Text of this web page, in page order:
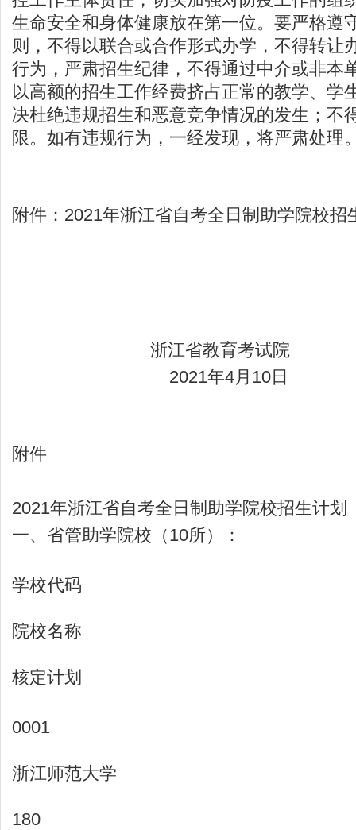
生命安全和身体健康放在第一位。要严格遵
则，不得以联合或合作形式办学，不得转让
行为，严肃招生纪律，不得通过中介或非本
以高额的招生工作经费挤占正常的教学、学
决杜绝违规招生和恶意竞争情况的发生；不
限。如有违规行为，一经发现，将严肃处理
附件：2021年浙江省自考全日制助学院校
浙江省教育考试院
2021年4月10日
附件
2021年浙江省自考全日制助学院校招生计划
一、省管助学院校（10所）：
学校代码
院校名称
核定计划
0001
浙江师范大学
180